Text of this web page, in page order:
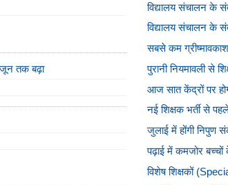
जून तक बढ़ा
विद्यालय संचालन के
विद्यालय संचालन के
सबसे कम
पुरानी नियमावली से
आज सात केंद्रों पर होगी
नई शिक्षक भर्ती से
जुलाई में होंगी निपुण
पढ़ाई में कमजोर
विशेष शिक्षकों